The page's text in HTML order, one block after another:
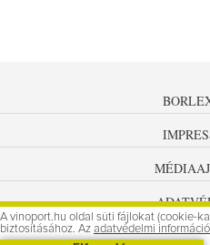
A vinoport.hu oldal süti fájlokat (cookie-
biztosításához. Az adatvédelmi